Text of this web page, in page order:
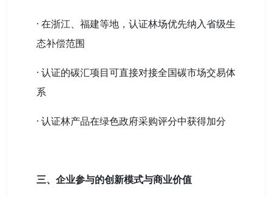
· 在浙江、福建等地，认证林场优先纳入省级生
态补偿范围
· 认证的碳汇项目可直接对接全国碳市场交易体
系
· 认证林产品在绿色政府采购评分中获得加分
三、企业参与的创新模式与商业价值